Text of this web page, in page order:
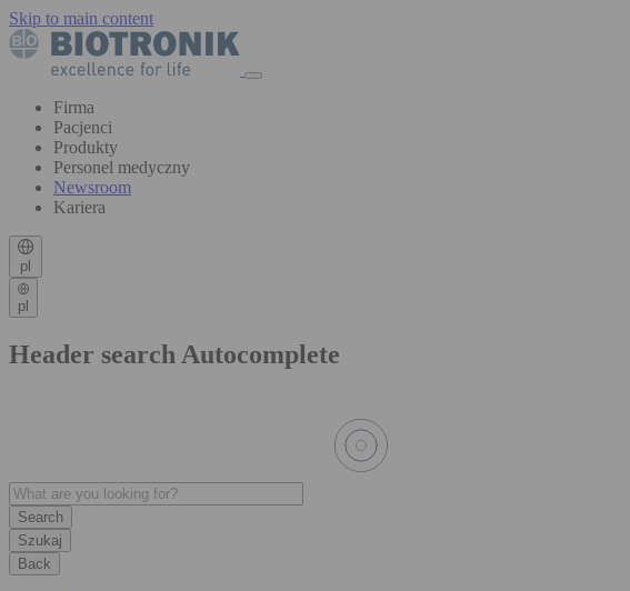
Skip to main content
Firma
Pacjenci
Produkty
Personel medyczny
Newsroom
Kariera
pl
pl
Header search Autocomplete
Szukaj
Back